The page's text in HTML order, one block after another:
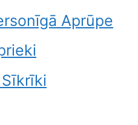
Aprūpe